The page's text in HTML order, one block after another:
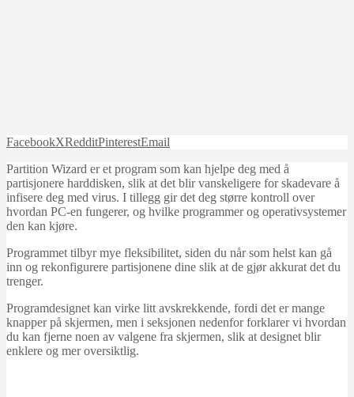
FacebookXRedditPinterestEmail
Partition Wizard er et program som kan hjelpe deg med å
partisjonere harddisken, slik at det blir vanskeligere for skadevare å
infisere deg med virus. I tillegg gir det deg større kontroll over
hvordan PC-en fungerer, og hvilke programmer og operativsystemer
den kan kjøre.
Programmet tilbyr mye fleksibilitet, siden du når som helst kan gå
inn og rekonfigurere partisjonene dine slik at de gjør akkurat det du
trenger.
Programdesignet kan virke litt avskrekkende, fordi det er mange
knapper på skjermen, men i seksjonen nedenfor forklarer vi hvordan
du kan fjerne noen av valgene fra skjermen, slik at designet blir
enklere og mer oversiktlig.